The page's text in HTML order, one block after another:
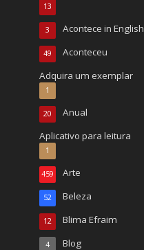
13
Acontece in English
3
Aconteceu
49
Adquira um exemplar
1
Anual
20
Aplicativo para leitura
1
Arte
459
Beleza
52
Blima Efraim
12
Blog
4